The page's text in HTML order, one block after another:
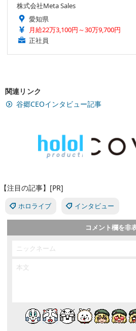
株式会社Meta Sales
愛知県
月給22万3,100円～30万9,700円
正社員
関連リンク
谷郷CEOインタビュー記事
【注目の記事】[PR]
ホロライブ インタビュー
コメント欄を非